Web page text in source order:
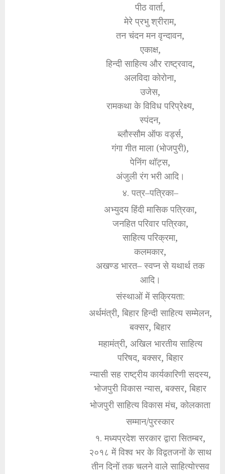
पीठ वार्ता,
मेरे प्रभु श्रीराम,
तन चंदन मन वृन्दावन,
एकाक्ष,
हिन्दी साहित्य और राष्ट्रवाद,
अलविदा कोरोना,
उजेस,
रामकथा के विविध परिप्रेक्ष्य,
स्पंदन,
ब्लौस्सौम ऑफ वर्ड्स,
गंगा गीत माला (भोजपुरी),
पेनिंग थॉट्स,
अंजुली रंग भरी आदि।
४. पत्र–पत्रिका–
अभ्युदय हिंदी मासिक पत्रिका,
जनहित परिवार पत्रिका,
साहित्य परिक्रमा,
कलमकार,
अखण्ड भारत– स्वप्न से यथार्थ तक
आदि।
संस्थाओं में सक्रियता:
अर्थमंत्री, बिहार हिन्दी साहित्य सम्मेलन,
बक्सर, बिहार
महामंत्री, अखिल भारतीय साहित्य
परिषद, बक्सर, बिहार
न्यासी सह राष्ट्रीय कार्यकारिणी सदस्य,
भोजपुरी विकास न्यास, बक्सर, बिहार
भोजपुरी साहित्य विकास मंच, कोलकाता
सम्मान/पुरस्कार
१. मध्यप्रदेश सरकार द्वारा सितम्बर,
२०१८ में विश्व भर के विद्वतजनों के साथ
तीन दिनों तक चलने वाले साहित्योत्त्सव